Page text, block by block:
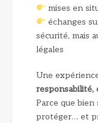
mises en
échanges
sécurité, mais
légales
Une
Parce que bien
protéger… et